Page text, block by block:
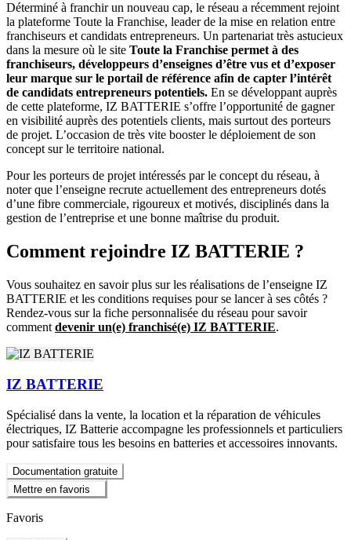
Déterminé à franchir un nouveau cap, le réseau a récemment rejoint
la plateforme Toute la Franchise, leader de la mise en relation entre
franchiseurs et candidats entrepreneurs. Un partenariat très astucieux
dans la mesure où le site Toute la Franchise permet à des
franchiseurs, développeurs d’enseignes d’être vus et d’exposer
leur marque sur le portail de référence afin de capter l’intérêt
de candidats entrepreneurs potentiels. En se développant auprès
de cette plateforme, IZ BATTERIE s’offre l’opportunité de gagner
en visibilité auprès des potentiels clients, mais surtout des porteurs
de projet. L’occasion de très vite booster le déploiement de son
concept sur le territoire national.
Pour les porteurs de projet intéressés par le concept du réseau, à
noter que l’enseigne recrute actuellement des entrepreneurs dotés
d’une fibre commerciale, rigoureux et motivés, disciplinés dans la
gestion de l’entreprise et une bonne maîtrise du produit.
Comment rejoindre IZ BATTERIE ?
Vous souhaitez en savoir plus sur les réalisations de l’enseigne IZ
BATTERIE et les conditions requises pour se lancer à ses côtés ?
Rendez-vous sur la fiche personnalisée du réseau pour savoir
comment devenir un(e) franchisé(e) IZ BATTERIE.
IZ BATTERIE
Spécialisé dans la vente, la location et la réparation de véhicules
électriques, IZ Batterie accompagne les professionnels et particuliers
pour satisfaire tous les besoins en batteries et accessoires innovants.
Documentation gratuite
Mettre en favoris
Favoris